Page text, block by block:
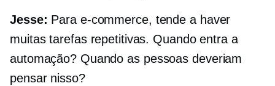
Jesse: Para e-commerce, tende a haver
muitas tarefas repetitivas. Quando entra a
automação? Quando as pessoas deveriam
pensar nisso?